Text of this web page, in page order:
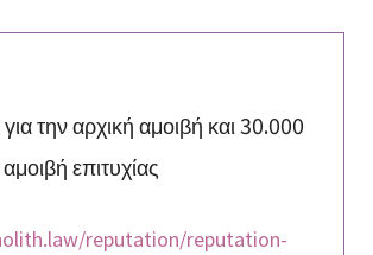
την αρχική αμοιβή και 30.000
επιτυχίας
reputation/reputation-